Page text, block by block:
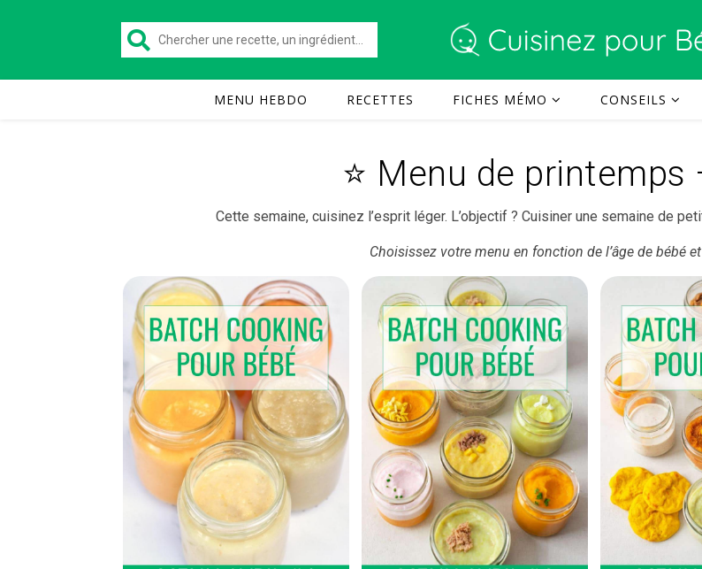
MENU HEBDO RECETTES FICHES MÉMO CONSEILS
⭐️ Menu de printemps
Cette semaine, cuisinez l’esprit léger. L’objectif ? Cuisiner une semaine de
Choisissez votre menu en fonction de l’âge de bébé